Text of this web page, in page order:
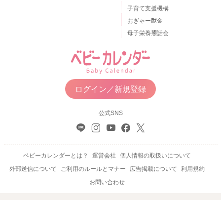
子育て支援機構
おぎゃー献金
母子栄養懇話会
ログイン／新規登録
公式SNS
ベビーカレンダーとは？ 運営会社
個人情報の取扱いについて
外部送信について
ご利用のルールとマナー 広告掲載について
利用規約
お問い合わせ